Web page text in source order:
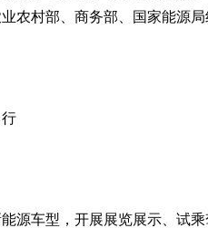
村部、商务部、国家能源局
源车型，开展展览展示、试